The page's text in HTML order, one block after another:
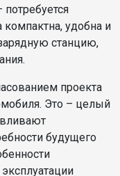
потребуется
компактна, удобна и
станцию,
проекта
Это – целый
будущего